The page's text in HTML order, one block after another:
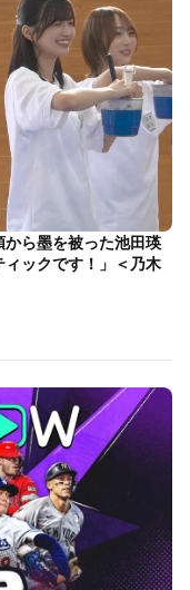
ら墨を被った池田瑛
ックです！」＜乃木